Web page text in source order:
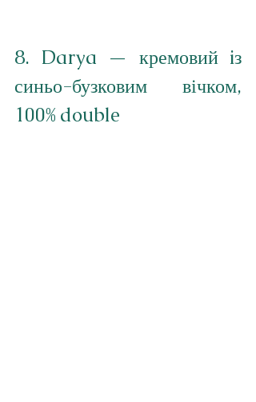
8. Darya — кремовий iз
синьо-бузковим вічком,
100% double